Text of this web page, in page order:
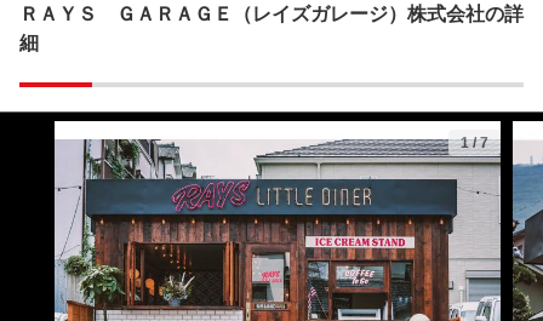
ＲＡＹＳ ＧＡＲＡＧＥ（レイズガレージ）株式会社の詳
細
1/7